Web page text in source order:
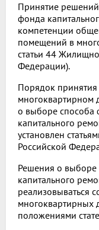
Принятие
фонда
компетенции
помещений в
статьи 44
Федерации).
Порядок
о выборе
капитального
установлен
Российской
Решения о
капитального
реализовываться
многоквартирных
положениями